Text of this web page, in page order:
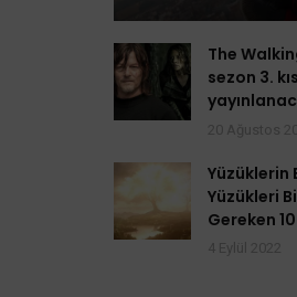
The
sezon 3.
Yüzüklerin
Yüzükleri
Gereken